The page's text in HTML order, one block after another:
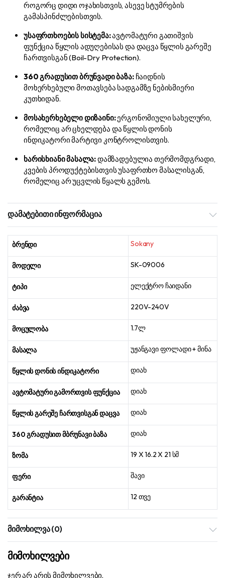
როგორც დიდი ოჯახისთვის, ასევე სტუმრების
გამასპინძლებისთვის.
უსაფრთხოების სისტემა:ავტომატური გათიშვის
ფუნქცია წყლის ადუღებისას და დაცვა წყლის გარეშე
ჩართვისგან (Boil-Dry Protection).
360 გრადუსით ბრუნვადი ბაზა:ჩაიდნის
მოხერხებული მოთავსება სადგამზე ნებისმიერი
კუთხიდან.
მოსახერხებელი დიზაინი:ერგონომიული სახელური,
რომელიც არ ცხელდება და წყლის დონის
ინდიკატორი მარტივი კონტროლისთვის.
ხარისხიანი მასალა:დამზადებულია თერმომდგრადი,
კვების პროდუქტებისთვის უსაფრთხო მასალისგან,
რომელიც არ უცვლის წყალს გემოს.
დამატებითი ინფორმაცია
ბრენდი Sokany
მოდელი SK-09006
ტიპი ელექტრო ჩაიდანი
ძაბვა 220V-240V
მოცულობა 1.7ლ
მასალა უჟანგავი ფოლადი + მინა
წყლის დონის ინდიკატორი დიახ
ავტომატური გამორთვის ფუნქცია დიახ
წყლის გარეშე ჩართვისგან დაცვა დიახ
360 გრადუსით მბრუნავი ბაზა დიახ
ზომა 19 X 16.2 X 21 სმ
ფერი შავი
გარანტია 12 თვე
მიმოხილვა (0)
მიმოხილვები
ჯერ არ არის მიმოხილვები.